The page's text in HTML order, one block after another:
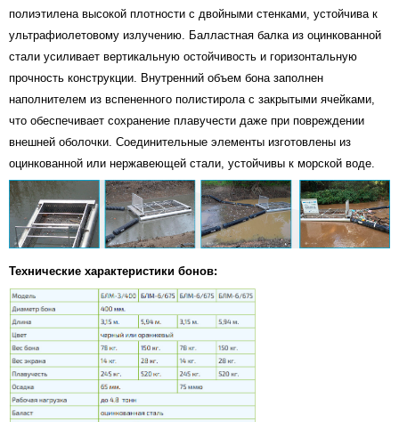
полиэтилена высокой плотности с двойными стенками, устойчива к
ультрафиолетовому излучению. Балластная балка из оцинкованной
стали усиливает вертикальную остойчивость и горизонтальную
прочность конструкции. Внутренний объем бона заполнен
наполнителем из вспененного полистирола с закрытыми ячейками,
что обеспечивает сохранение плавучести даже при повреждении
внешней оболочки. Соединительные элементы изготовлены из
оцинкованной или нержавеющей стали, устойчивы к морской воде.
Технические характеристики бонов: